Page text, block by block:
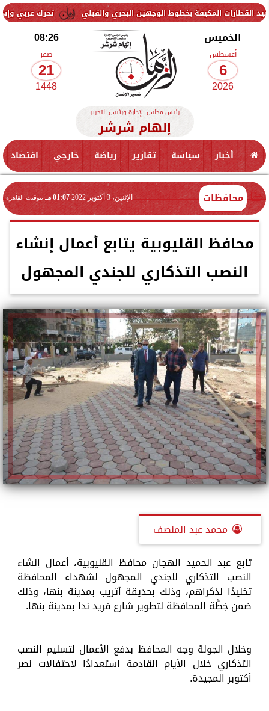
تحرك عربي وإسلامي لمواجهة بخطوط الوجهين البحري والقبلي
الخميس
أغسطس
6
2026
08:26
صفر
21
1448
رئيس مجلس الإدارة ورئيس التحرير
إلهام شرشر
أخبار سياسة تقارير رياضة خارجي اقتصاد
محافظات الإثنين، 3 أكتوبر 2022 01:07 مـ بتوقيت القاهرة
محافظ القليوبية يتابع أعمال إنشاء
النصب التذكاري للجندي المجهول
محمد عبد المنصف
تابع عبد الحميد الهجان محافظ القليوبية، أعمال إنشاء
النصب التذكاري للجندي المجهول لشهداء المحافظة
تخليدًا لذكراهم، وذلك بحديقة أتريب بمدينة بنها، وذلك
ضمن خِطَّة المحافظة لتطوير شارع فريد ندا بمدينة بنها.
وخلال الجولة وجه المحافظ بدفع الأعمال لتسليم النصب
التذكاري خلال الأيام القادمة استعدادًا لاحتفالات نصر
أكتوبر المجيدة.